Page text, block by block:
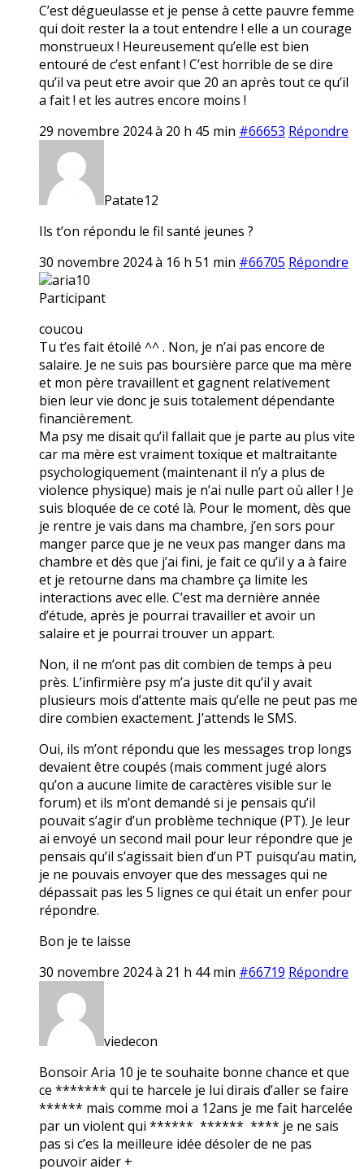
C’est dégueulasse et je pense à cette pauvre femme
qui doit rester la a tout entendre ! elle a un courage
monstrueux ! Heureusement qu’elle est bien
entouré de c’est enfant ! C’est horrible de se dire
qu’il va peut etre avoir que 20 an après tout ce qu’il
a fait ! et les autres encore moins !
29 novembre 2024 à 20 h 45 min #66653 Répondre
Patate12
Ils t’on répondu le fil santé jeunes ?
30 novembre 2024 à 16 h 51 min #66705 Répondre
aria10
Participant
coucou
Tu t’es fait étoilé ^^ . Non, je n’ai pas encore de
salaire. Je ne suis pas boursière parce que ma mère
et mon père travaillent et gagnent relativement
bien leur vie donc je suis totalement dépendante
financièrement.
Ma psy me disait qu’il fallait que je parte au plus vite
car ma mère est vraiment toxique et maltraitante
psychologiquement (maintenant il n’y a plus de
violence physique) mais je n’ai nulle part où aller ! Je
suis bloquée de ce coté là. Pour le moment, dès que
je rentre je vais dans ma chambre, j’en sors pour
manger parce que je ne veux pas manger dans ma
chambre et dès que j’ai fini, je fait ce qu’il y a à faire
et je retourne dans ma chambre ça limite les
interactions avec elle. C’est ma dernière année
d’étude, après je pourrai travailler et avoir un
salaire et je pourrai trouver un appart.
Non, il ne m’ont pas dit combien de temps à peu
près. L’infirmière psy m’a juste dit qu’il y avait
plusieurs mois d’attente mais qu’elle ne peut pas me
dire combien exactement. J’attends le SMS.
Oui, ils m’ont répondu que les messages trop longs
devaient être coupés (mais comment jugé alors
qu’on a aucune limite de caractères visible sur le
forum) et ils m’ont demandé si je pensais qu’il
pouvait s’agir d’un problème technique (PT). Je leur
ai envoyé un second mail pour leur répondre que je
pensais qu’il s’agissait bien d’un PT puisqu’au matin,
je ne pouvais envoyer que des messages qui ne
dépassait pas les 5 lignes ce qui était un enfer pour
répondre.
Bon je te laisse
30 novembre 2024 à 21 h 44 min #66719 Répondre
viedecon
Bonsoir Aria 10 je te souhaite bonne chance et que
ce ******* qui te harcele je lui dirais d’aller se faire
****** mais comme moi a 12ans je me fait harcelée
par un violent qui ****** ****** **** je ne sais
pas si c’es la meilleure idée désoler de ne pas
pouvoir aider +